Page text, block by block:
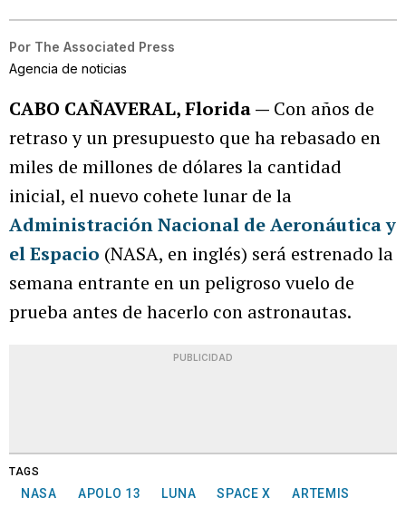
Por The Associated Press
Agencia de noticias
CABO CAÑAVERAL, Florida — Con años de
retraso y un presupuesto que ha rebasado en
miles de millones de dólares la cantidad
inicial, el nuevo cohete lunar de la
Administración Nacional de Aeronáutica y
el Espacio (NASA, en inglés) será estrenado la
semana entrante en un peligroso vuelo de
prueba antes de hacerlo con astronautas.
PUBLICIDAD
TAGS
NASA APOLO 13 LUNA SPACE X ARTEMIS